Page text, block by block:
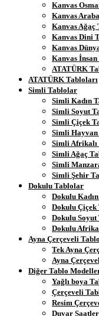
Kanvas
Kanvas
Kanvas Ağaç
Kanvas Dini
Kanvas
Kanvas
ATATÜRK
ATATÜRK Tabloları
Simli Tablolar
Simli Kadın
Simli Soyut
Simli Çiçek
Simli
Simli Afrikalı
Simli Ağaç
Simli
Simli Şehir
Dokulu Tablolar
Dokulu
Dokulu Çiçek
Dokulu
Dokulu
Ayna Çerçeveli
Tek Ayna
Ayna
Diğer Tablo
Yağlı boya
Çerçeveli
Resim
Duvar